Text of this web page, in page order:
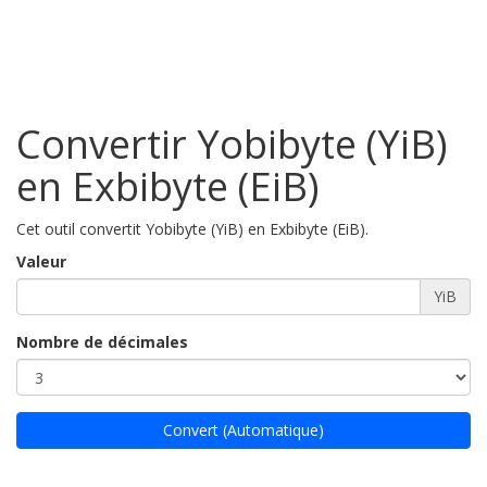
Convertir Yobibyte (YiB)
en Exbibyte (EiB)
Cet outil convertit Yobibyte (YiB) en Exbibyte (EiB).
Valeur
YiB
Nombre de décimales
Convert (Automatique)